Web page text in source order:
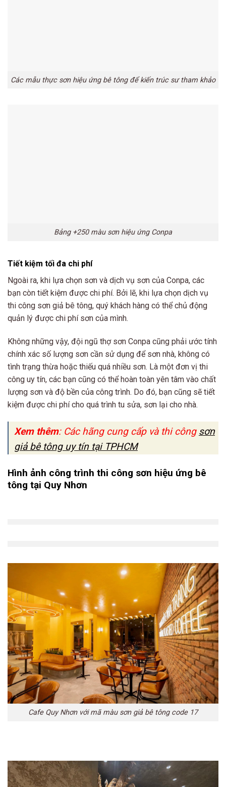
Các mẫu thực sơn hiệu ứng bê tông để kiến trúc sư tham khảo
Bảng +250 màu sơn hiệu ứng Conpa
Tiết kiệm tối đa chi phí
Ngoài ra, khi lựa chọn sơn và dịch vụ sơn của Conpa, các
bạn còn tiết kiệm được chi phí. Bởi lẽ, khi lựa chọn dịch vụ
thi công sơn giả bê tông, quý khách hàng có thể chủ động
quản lý được chi phí sơn của mình.
Không những vậy, đội ngũ thợ sơn Conpa cũng phải ước tính
chính xác số lượng sơn cần sử dụng để sơn nhà, không có
tình trạng thừa hoặc thiếu quá nhiều sơn. Là một đơn vị thi
công uy tín, các bạn cũng có thể hoàn toàn yên tâm vào chất
lượng sơn và độ bền của công trình. Do đó, bạn cũng sẽ tiết
kiệm được chi phí cho quá trình tu sửa, sơn lại cho nhà.
Xem thêm: Các hãng cung cấp và thi công sơn
giả bê tông uy tín tại TPHCM
Hình ảnh công trình thi công sơn hiệu ứng bê
tông tại Quy Nhơn
Cafe Quy Nhơn với mã màu sơn giả bê tông code 17